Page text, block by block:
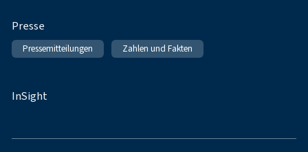
Presse
Pressemitteilungen Zahlen und Fakten
InSight